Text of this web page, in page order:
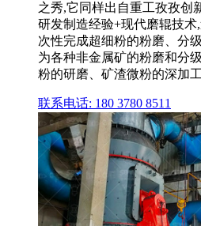
之秀,它同样出自重工孜孜创
研发制造经验+现代磨辊技
次性完成超细粉的粉磨、分
为各种非金属矿的粉磨和分
粉的研磨、矿渣微粉的深加
联系电话: 180 3780 8511